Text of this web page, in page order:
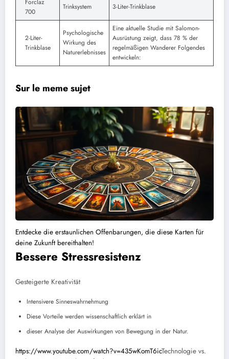
700
Trinksystem 3-Liter-Trinkblase
2-Liter-
Trinkblase
Psychologische
Wirkung des
Naturerlebnisses
Eine aktuelle Studie mit Salomon-
Ausrüstung zeigt, dass 78 % der
regelmäßigen Wanderer Folgendes
entwickeln:
Sur le meme sujet
Entdecke die erstaunlichen Offenbarungen, die diese Karten für
deine Zukunft bereithalten!
Bessere Stressresistenz
Gesteigerte Kreativität
Intensivere Sinneswahrnehmung
Diese Vorteile werden wissenschaftlich erklärt in
dieser Analyse der Auswirkungen von Bewegung in der Natur.
https://www.youtube.com/watch?v=435wKomT6icTechnologie vs.